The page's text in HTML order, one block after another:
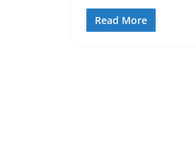
Read More